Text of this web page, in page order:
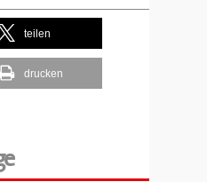
teilen
drucken